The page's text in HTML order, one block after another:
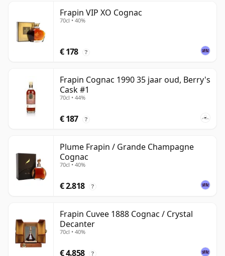
Frapin VIP XO Cognac
70cl • 40%
€ 178 ?
Frapin Cognac 1990 35 jaar oud, Berry's
Cask #1
70cl • 44%
€ 187 ?
Plume Frapin / Grande Champagne
Cognac
70cl • 40%
€ 2.818 ?
Frapin Cuvee 1888 Cognac / Crystal
Decanter
70cl • 40%
€ 4.858 ?